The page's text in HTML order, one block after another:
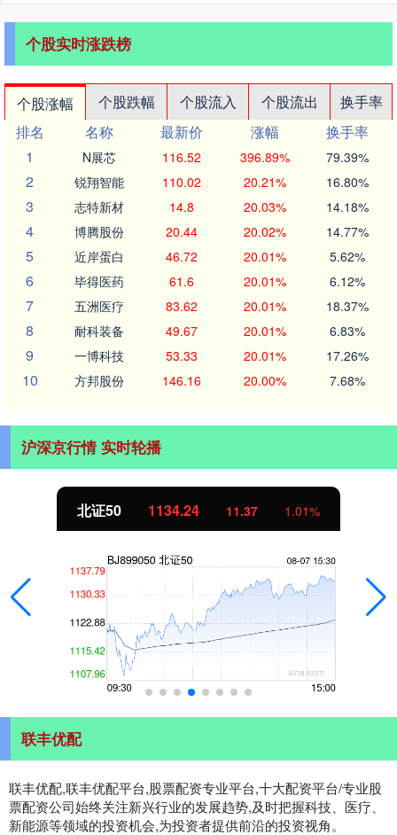
个股实时涨跌榜
个股涨幅 个股跌幅 个股流入 个股流出
换手率
排名
名称 最新价 涨幅
换手率
1
N展芯 116.52 396.89% 79.39%
2 锐翔智能 110.02 20.21% 16.80%
3 志特新材 14.8 20.03% 14.18%
4 博腾股份 20.44 20.02% 14.77%
5 近岸蛋白 46.72 20.01% 5.62%
6 毕得医药 61.6 20.01% 6.12%
7 五洲医疗 83.62 20.01% 18.37%
8 耐科装备 49.67 20.01% 6.83%
9 一博科技 53.33 20.01% 17.26%
10 方邦股份 146.16 20.00% 7.68%
沪深京行情 实时轮播
北证50 1134.24 11.37 1.01%
联丰优配
联丰优配,联丰优配平台,股票配资专业平台,十大配资平台/专业股
票配资公司始终关注新兴行业的发展趋势,及时把握科技、医疗、
新能源等领域的投资机会,为投资者提供前沿的投资视角。